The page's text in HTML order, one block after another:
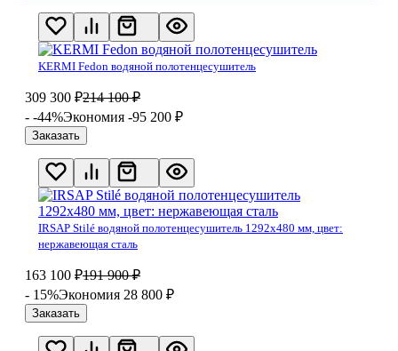
KERMI Fedon водяной полотенцесушитель
309 300 ₽214 100 ₽
- -44%Экономия -95 200 ₽
Заказать
IRSAP Stilé водяной полотенцесушитель 1292х480 мм, цвет:
нержавеющая сталь
163 100 ₽191 900 ₽
- 15%Экономия 28 800 ₽
Заказать